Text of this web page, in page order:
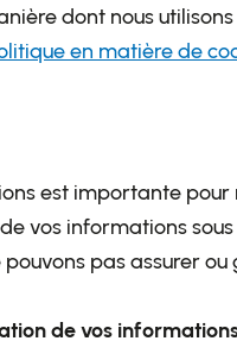
dont nous
en matière de
est importante
vos informations
pas assurer
de vos